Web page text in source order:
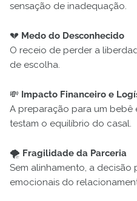
sensação de inadequação.
💔 Medo do Desconhecido
O receio de perder a
de escolha.
💸 Impacto Financeiro e
A preparação para um bebê
testam o equilíbrio do casal.
🌪️ Fragilidade da Parceria
Sem alinhamento, a decisão
emocionais do